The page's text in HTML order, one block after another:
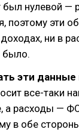
был нулевой —
поэтому эти
ни в
было.
эти
все-таки
а расходы —
в обе